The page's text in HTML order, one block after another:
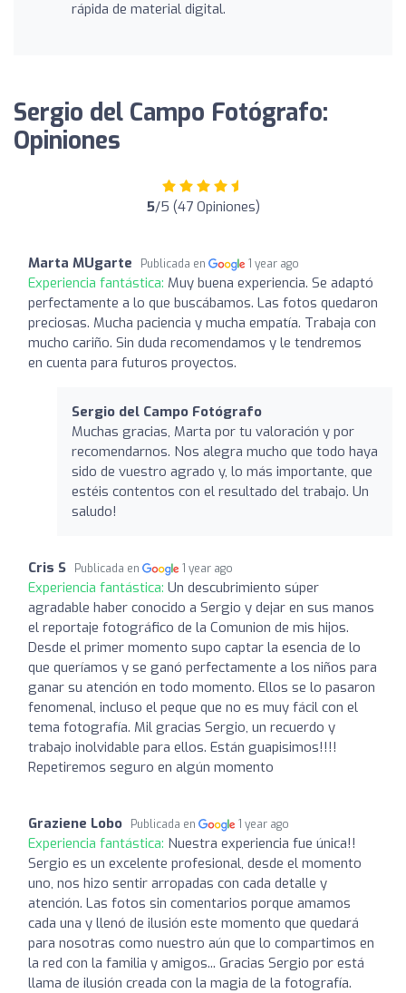
rápida de material digital.
Sergio del Campo Fotógrafo:
Opiniones
5/5 (47 Opiniones)
Marta MUgarte Publicada en 1 year ago
Experiencia fantástica: Muy buena experiencia. Se adaptó
perfectamente a lo que buscábamos. Las fotos quedaron
preciosas. Mucha paciencia y mucha empatía. Trabaja con
mucho cariño. Sin duda recomendamos y le tendremos
en cuenta para futuros proyectos.
Sergio del Campo Fotógrafo
Muchas gracias, Marta por tu valoración y por
recomendarnos. Nos alegra mucho que todo haya
sido de vuestro agrado y, lo más importante, que
estéis contentos con el resultado del trabajo. Un
saludo!
Cris S Publicada en 1 year ago
Experiencia fantástica: Un descubrimiento súper
agradable haber conocido a Sergio y dejar en sus manos
el reportaje fotográfico de la Comunion de mis hijos.
Desde el primer momento supo captar la esencia de lo
que queríamos y se ganó perfectamente a los niños para
ganar su atención en todo momento. Ellos se lo pasaron
fenomenal, incluso el peque que no es muy fácil con el
tema fotografía. Mil gracias Sergio, un recuerdo y
trabajo inolvidable para ellos. Están guapisimos!!!!
Repetiremos seguro en algún momento
Graziene Lobo Publicada en 1 year ago
Experiencia fantástica: Nuestra experiencia fue única!!
Sergio es un excelente profesional, desde el momento
uno, nos hizo sentir arropadas con cada detalle y
atención. Las fotos sin comentarios porque amamos
cada una y llenó de ilusión este momento que quedará
para nosotras como nuestro aún que lo compartimos en
la red con la familia y amigos... Gracias Sergio por está
llama de ilusión creada con la magia de la fotografía.